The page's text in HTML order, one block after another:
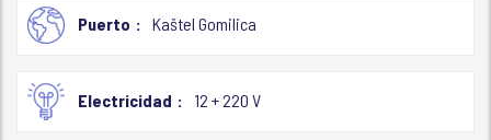
Puerto Kaštel Gomilica
Electricidad 12 + 220 V